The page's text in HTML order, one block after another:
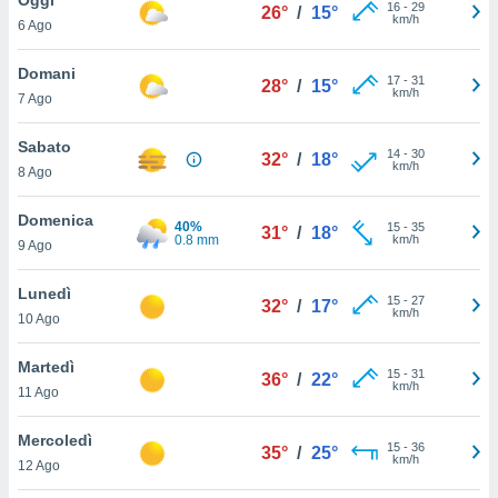
è
al sito
di
ci
di
il
un
la
nella
6 Ago
26° / 15° 16- 29
km/h
Domani
7 Ago
28° / 15° 17- 31
km/h
Sabato
8 Ago
32° / 18° 14- 30
km/h
Domenica
9 Ago
40%
0.8 mm
31° / 18° 15- 35
km/h
Lunedì
10 Ago
32° / 17° 15- 27
km/h
Martedì
11 Ago
36° / 22° 15- 31
km/h
Mercoledì
12 Ago
35° / 25° 15- 36
km/h